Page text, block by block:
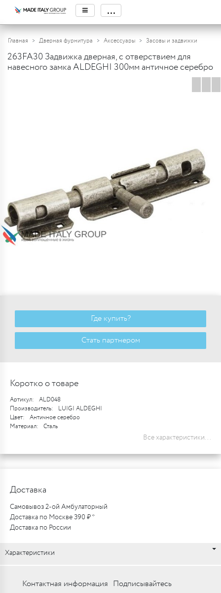
≡ ...
Главная Дверная фурнитура Аксессуары Засовы и задвижки
263FA30 Задвижка дверная, с отверствием для
навесного замка ALDEGHI 300мм античное серебро
Где купить?
Стать партнером
Коротко о товаре
Артикул:
ALD048
Производитель:
LUIGI ALDEGHI
Цвет:
Античное серебро
Материал:
Сталь
Все характеристики...
Доставка
Самовывоз 2-ой Амбулаторный
Доставка по Москве 390 ₽ *
Доставка по России
Характеристики
Контактная информация Подписывайтесь